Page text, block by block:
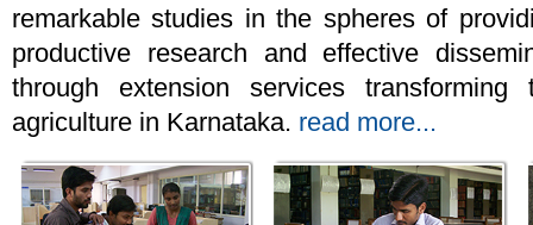
remarkable studies in the spheres of
productive research and effective
through extension services transforming
agriculture in Karnataka. read more...